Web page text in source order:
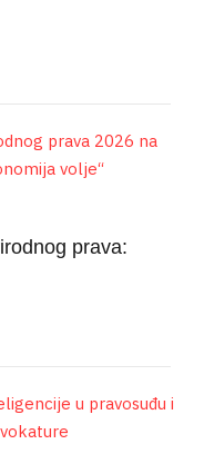
prava: